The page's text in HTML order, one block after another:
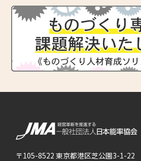
〒105-8522 東京都港区芝公園3-1-22